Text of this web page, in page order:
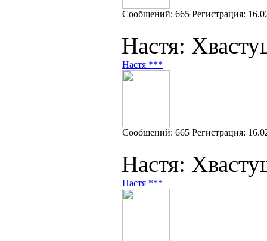
Cообщений: 665 Регистрация:
Настя:
Настя ***
Cообщений: 665 Регистрация:
Настя:
Настя ***